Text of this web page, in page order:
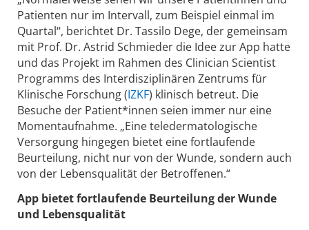
Patienten nur im Intervall, zum Beispiel einmal im
Quartal“, berichtet Dr. Tassilo Dege, der gemeinsam
mit Prof. Dr. Astrid Schmieder die Idee zur App hatte
und das Projekt im Rahmen des Clinician Scientist
Programms des Interdisziplinären Zentrums für
Klinische Forschung (IZKF) klinisch betreut. Die
Besuche der Patient*innen seien immer nur eine
Momentaufnahme. „Eine teledermatologische
Versorgung hingegen bietet eine fortlaufende
Beurteilung, nicht nur von der Wunde, sondern auch
von der Lebensqualität der Betroffenen.“
App bietet fortlaufende Beurteilung der Wunde
und Lebensqualität